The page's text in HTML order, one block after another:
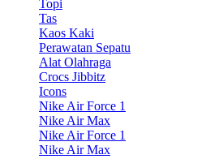
Topi
Tas
Kaos Kaki
Perawatan Sepatu
Alat Olahraga
Crocs Jibbitz
Icons
Nike Air Force 1
Nike Air Max
Nike Air Force 1
Nike Air Max